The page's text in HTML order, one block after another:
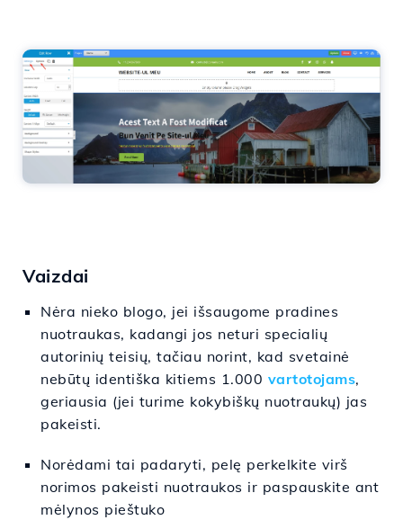
Vaizdai
Nėra nieko blogo, jei išsaugome pradines
nuotraukas, kadangi jos neturi specialių
autorinių teisių, tačiau norint, kad svetainė
nebūtų identiška kitiems 1.000 vartotojams,
geriausia (jei turime kokybiškų nuotraukų) jas
pakeisti.
Norėdami tai padaryti, pelę perkelkite virš
norimos pakeisti nuotraukos ir paspauskite ant
mėlynos pieštuko